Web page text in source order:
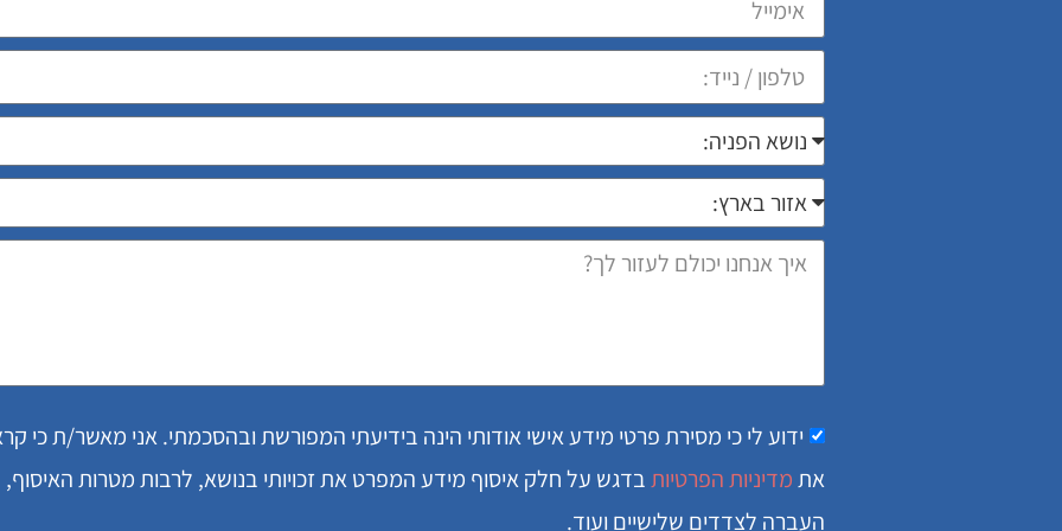
ידוע לי כי מסירת פרטי מידע אישי אודותי הינה בידיעתי המפורשת ובהסכמתי. אני מאשר/ת כי
אתמדיניות הפרטיותבדגש על חלק איסוף מידע המפרט את זכויותי בנושא, לרבות מטרות האיסוף,
העברה לצדדים שלישיים ועוד.